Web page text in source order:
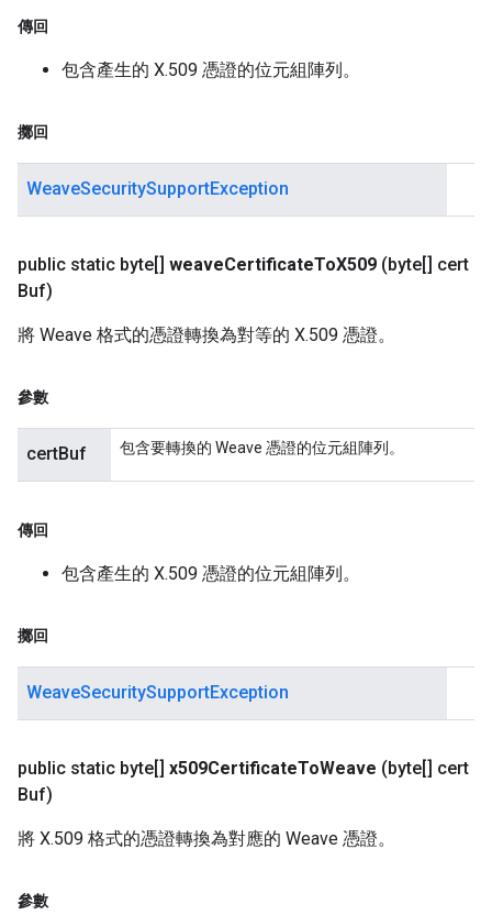
傳回
包含產生的 X.509 憑證的位元組陣列。
擲回
WeaveSecuritySupportException
public static byte[] weaveCertificateToX509 (byte[] cert
Buf)
將 Weave 格式的憑證轉換為對等的 X.509 憑證。
參數
certBuf 包含要轉換的 Weave 憑證的位元組陣列。
傳回
包含產生的 X.509 憑證的位元組陣列。
擲回
WeaveSecuritySupportException
public static byte[] x509CertificateToWeave (byte[] cert
Buf)
將 X.509 格式的憑證轉換為對應的 Weave 憑證。
參數